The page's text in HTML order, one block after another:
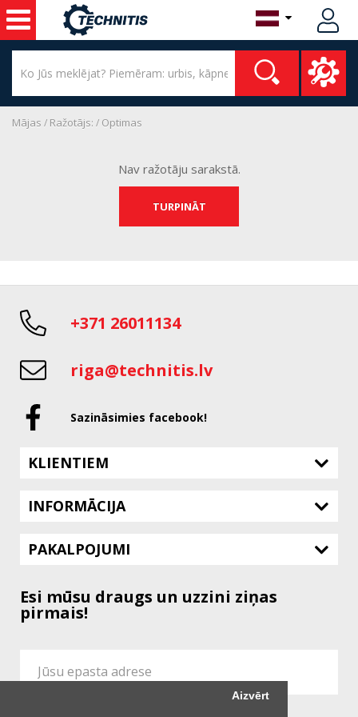
Aizvērt
Mājas Ražotājs: Optimas
Nav ražotāju sarakstā.
TURPINĀT
+371 26011134
riga@technitis.lv
Sazināsimies facebook!
KLIENTIEM
INFORMĀCIJA
PAKALPOJUMI
Esi mūsu draugs un uzzini ziņas
pirmais!